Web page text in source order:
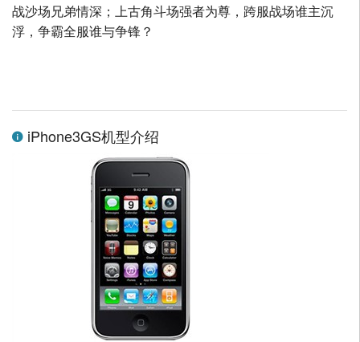
战沙场兄弟情深；上古角斗场强者为尊，跨服战场谁主沉
浮，争霸全服谁与争锋？
iPhone3GS机型介绍